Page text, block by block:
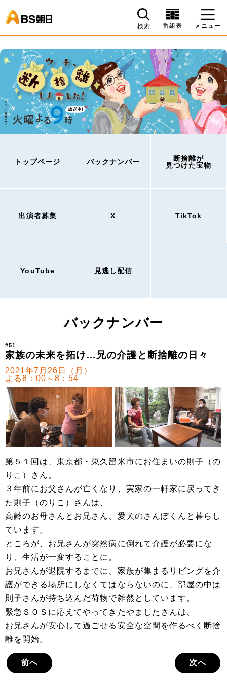
検索 番組表 メニュー
トップページ バックナンバー
断捨離が
見つけた宝物
出演者募集 X TikTok
YouTube 見逃し配信
バックナンバー
#51
家族の未来を拓け…兄の介護と断捨離の日々
2021年7月26日（月）
よる8：00～8：54
第５１回は、東京都・東久留米市にお住まいの則子（の
りこ）さん。
３年前にお父さんが亡くなり、実家の一軒家に戻ってき
た則子（のりこ）さんは、
高齢のお母さんとお兄さん、愛犬のさんぽくんと暮らし
ています。
ところが、お兄さんが突然病に倒れて介護が必要にな
り、生活が一変することに。
お兄さんが退院するまでに、家族が集まるリビングを介
護ができる場所にしなくてはならないのに、部屋の中は
則子さんが持ち込んだ荷物で雑然としています。
緊急ＳＯＳに応えてやってきたやましたさんは、
お兄さんが安心して過ごせる安全な空間を作るべく断捨
離を開始。
前へ 次へ